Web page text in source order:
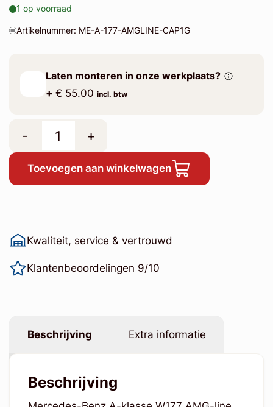
1 op voorraad
Artikelnummer: ME-A-177-AMGLINE-CAP1G
Laten monteren in onze werkplaats?
+ € 55.00 incl. btw
- +
Toevoegen aan winkelwagen
Kwaliteit, service & vertrouwd
Klantenbeoordelingen 9/10
Beschrijving Extra informatie
Beschrijving